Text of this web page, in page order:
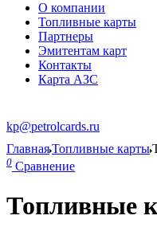
О компании
Топливные карты
Партнеры
Эмитентам карт
Контакты
Карта АЗС
kp@petrolcards.ru
ГлавнаяТопливные карты
0 Сравнение
Топливные